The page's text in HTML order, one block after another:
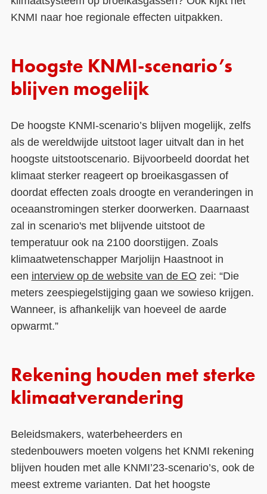
KNMI naar hoe regionale effecten uitpakken.
Hoogste KNMI-scenario’s
blijven mogelijk
De hoogste KNMI-scenario’s blijven mogelijk, zelfs
als de wereldwijde uitstoot lager uitvalt dan in het
hoogste uitstootscenario. Bijvoorbeeld doordat het
klimaat sterker reageert op broeikasgassen of
doordat effecten zoals droogte en veranderingen in
oceaanstromingen sterker doorwerken. Daarnaast
zal in scenario's met blijvende uitstoot de
temperatuur ook na 2100 doorstijgen. Zoals
klimaatwetenschapper Marjolijn Haastnoot in
een interview op de website van de EO zei: “Die
meters zeespiegelstijging gaan we sowieso krijgen.
Wanneer, is afhankelijk van hoeveel de aarde
opwarmt.”
Rekening houden met sterke
klimaatverandering
Beleidsmakers, waterbeheerders en
stedenbouwers moeten volgens het KNMI rekening
blijven houden met alle KNMI’23-scenario’s, ook de
meest extreme varianten. Dat het hoogste